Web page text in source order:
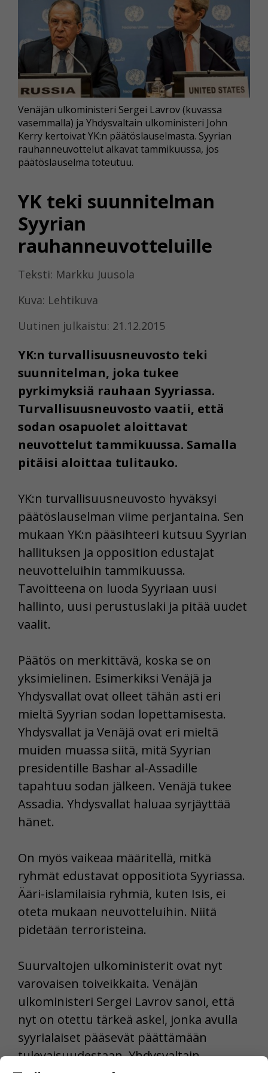
YK teki suunnitelman
Syyrian
rauhanneuvotteluille
Teksti: Markku Juusola
Kuva: Lehtikuva
Uutinen julkaistu: 21.12.2015
YK:n turvallisuusneuvosto teki
suunnitelman, joka tukee
pyrkimyksiä rauhaan Syyriassa.
Turvallisuusneuvosto vaatii, että
sodan osapuolet aloittavat
neuvottelut tammikuussa. Samalla
pitäisi aloittaa tulitauko.
Venäjän ulkoministeri Sergei Lavrov (kuvassa
vasemmalla) ja Yhdysvaltain ulkoministeri John
Kerry kertoivat YK:n päätöslauselmasta. Syyrian
rauhanneuvottelut alkavat tammikuussa, jos
päätöslauselma toteutuu.
YK:n turvallisuusneuvosto hyväksyi
päätöslauselman viime perjantaina. Sen
mukaan YK:n pääsihteeri kutsuu Syyrian
hallituksen ja opposition edustajat
neuvotteluihin tammikuussa.
Tavoitteena on luoda Syyriaan uusi
hallinto, uusi perustuslaki ja pitää uudet
vaalit.
Päätös on merkittävä, koska se on
yksimielinen. Esimerkiksi Venäjä ja
Yhdysvallat ovat olleet tähän asti eri
mieltä Syyrian sodan lopettamisesta.
Yhdysvallat ja Venäjä ovat eri mieltä
muiden muassa siitä, mitä Syyrian
presidentille Bashar al-Assadille
tapahtuu sodan jälkeen. Venäjä tukee
Assadia. Yhdysvallat haluaa syrjäyttää
hänet.
On myös vaikeaa määritellä, mitkä
ryhmät edustavat oppositiota Syyriassa.
Ääri-islamilaisia ryhmiä, kuten Isis, ei
oteta mukaan neuvotteluihin. Niitä
pidetään terroristeina.
Suurvaltojen ulkoministerit ovat nyt
varovaisen toiveikkaita. Venäjän
ulkoministeri Sergei Lavrov sanoi, että
nyt on otettu tärkeä askel, jonka avulla
syyrialaiset pääsevät päättämään
tulevaisuudestaan. Yhdysvaltain